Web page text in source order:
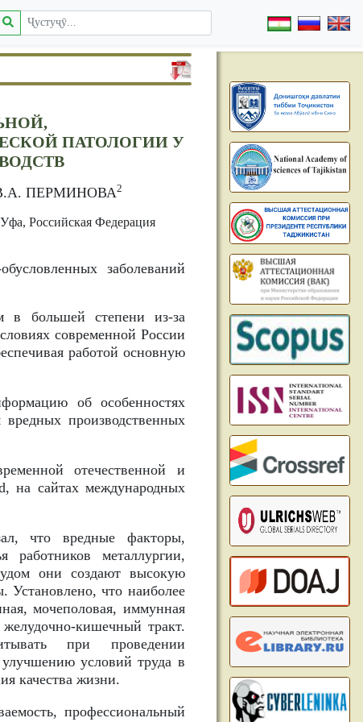
ПАТОЛОГИИ У
ПЕРМИНОВА2
Российская Федерация
заболеваний
в большей степени из-за
современной России
работой основную
об особенностях
производственных
отечественной и
на сайтах международных
что вредные факторы,
работников металлургии,
они создают высокую
Установлено, что наиболее
мочеполовая, иммунная
кишечный тракт.
при проведении
улучшению условий труда в
качества жизни.
профессиональный